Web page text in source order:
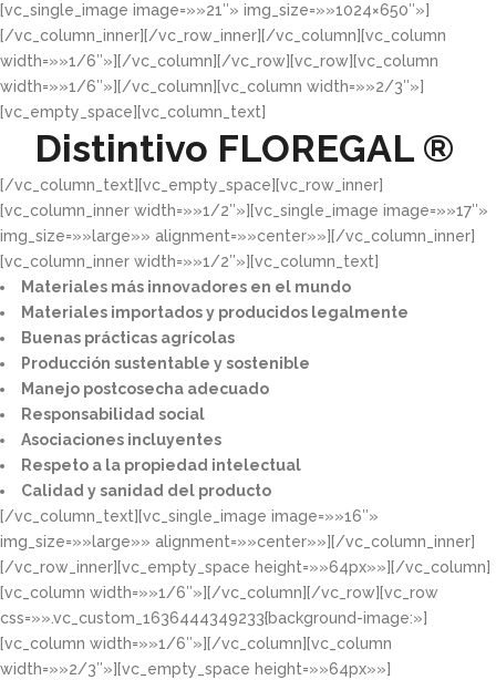
[vc_single_image image=»»21″» img_size=»»1024×650″»]
[/vc_column_inner][/vc_row_inner][/vc_column][vc_column
width=»»1/6″»][/vc_column][/vc_row][vc_row][vc_column
width=»»1/6″»][/vc_column][vc_column width=»»2/3″»]
[vc_empty_space][vc_column_text]
Distintivo FLOREGAL ®
[/vc_column_text][vc_empty_space][vc_row_inner]
[vc_column_inner width=»»1/2″»][vc_single_image image=»»17″»
img_size=»»large»» alignment=»»center»»][/vc_column_inner]
[vc_column_inner width=»»1/2″»][vc_column_text]
Materiales más innovadores en el mundo​
Materiales importados y producidos legalmente​
Buenas prácticas agrícolas​
Producción sustentable y sostenible​
Manejo postcosecha adecuado​
Responsabilidad social​
Asociaciones incluyentes​
Respeto a la propiedad intelectual​​
Calidad y sanidad del producto​
[/vc_column_text][vc_single_image image=»»16″»
img_size=»»large»» alignment=»»center»»][/vc_column_inner]
[/vc_row_inner][vc_empty_space height=»»64px»»][/vc_column]
[vc_column width=»»1/6″»][/vc_column][/vc_row][vc_row
css=»».vc_custom_1636444349233{background-image:»]
[vc_column width=»»1/6″»][/vc_column][vc_column
width=»»2/3″»][vc_empty_space height=»»64px»»]